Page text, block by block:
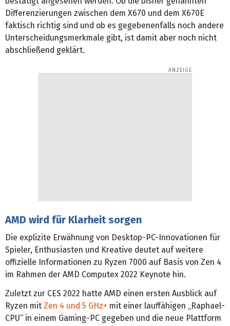
Differenzierungen zwischen dem X670 und dem X670E
faktisch richtig sind und ob es gegebenenfalls noch andere
Unterscheidungsmerkmale gibt, ist damit aber noch nicht
abschließend geklärt.
AMD wird für Klarheit sorgen
Die explizite Erwähnung von Desktop-PC-Innovationen für
Spieler, Enthusiasten und Kreative deutet auf weitere
offizielle Informationen zu Ryzen 7000 auf Basis von Zen 4
im Rahmen der AMD Computex 2022 Keynote hin.
Zuletzt zur CES 2022 hatte AMD einen ersten Ausblick auf
Ryzen mit Zen 4 und 5 GHz+ mit einer lauffähigen „Raphael-
CPU“ in einem Gaming-PC gegeben und die neue Plattform